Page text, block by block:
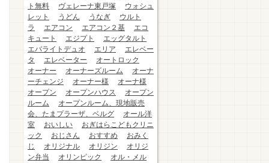
ト無料
ヴェレーナ東戸塚
ウォシュ
レット
うどん うなぎ
ウルト
ラ
エアコン エアコン２基
エコ
キュート
エジプト
エッグタルト
エバライトデュオ
エリア
エレベー
タ
エレベーター
オートロック
オーナー
オーナーズルーム
オーナ
ーチェンジ
オーナー様
オーナ様
オープン
オープンハウス
オープン
ルーム
オープンルーム、現地販売
会、たまプラーザ、ベルグ
オール洋
室
おいしい
おぎはらこどもクリニ
ック
おじさん おすすめ
おみく
じ
オリジナル オリジン
オリジ
ン弁当
オリンピック
オル・メル